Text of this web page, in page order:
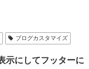
ブログカスタマイズ
示にしてフッターに